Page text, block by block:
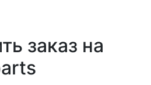
заказ на